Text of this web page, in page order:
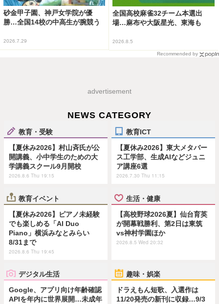
砂金甲子園、神戸女学院が優
勝…全国14校の中高生が腕競う
2026.7.29
全国高校麻雀32チーム本選出
場…麻布や大阪星光、東海も
2026.8.5
Recommended by
advertisement
NEWS CATEGORY
教育・受験
【夏休み2026】村山斉氏が公
開講義、小中学生のための大
学講義スクール9月開校
2026.8.6 Thu 19:15
教育ICT
【夏休み2026】東大メタバー
ス工学部、生成AIなどジュニ
ア講座6選
2026.7.30 Thu 11:15
教育イベント
【夏休み2026】ピアノ未経験
でも楽しめる「AI Duo
Piano」横浜みなとみらい
8/31まで
2026.8.6 Thu 19:45
生活・健康
【高校野球2026夏】仙台育英
が開幕戦勝利、第2日は東筑
vs神村学園ほか
2026.8.5 Wed 20:32
デジタル生活
Google、アプリ向け年齢確認
APIを年内に世界展開…未成年
趣味・娯楽
ドラえもん短歌、入選作は
11/20発売の新刊に収録…9/3